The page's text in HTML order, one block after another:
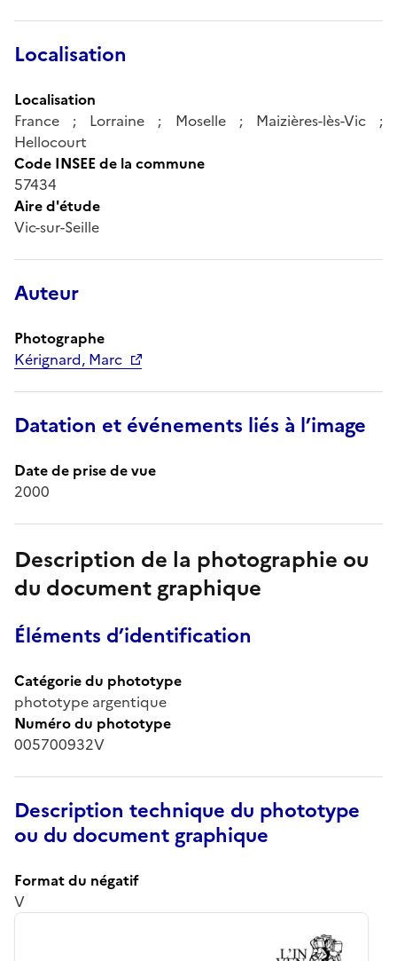
Localisation
Localisation
France ; Lorraine ; Moselle ; Maizières-lès-Vic ;
Hellocourt
Code INSEE de la commune
57434
Aire d'étude
Vic-sur-Seille
Auteur
Photographe
Kérignard, Marc
Datation et événements liés à l’image
Date de prise de vue
2000
Description de la photographie ou
du document graphique
Éléments d’identification
Catégorie du phototype
phototype argentique
Numéro du phototype
005700932V
Description technique du phototype
ou du document graphique
Format du négatif
V